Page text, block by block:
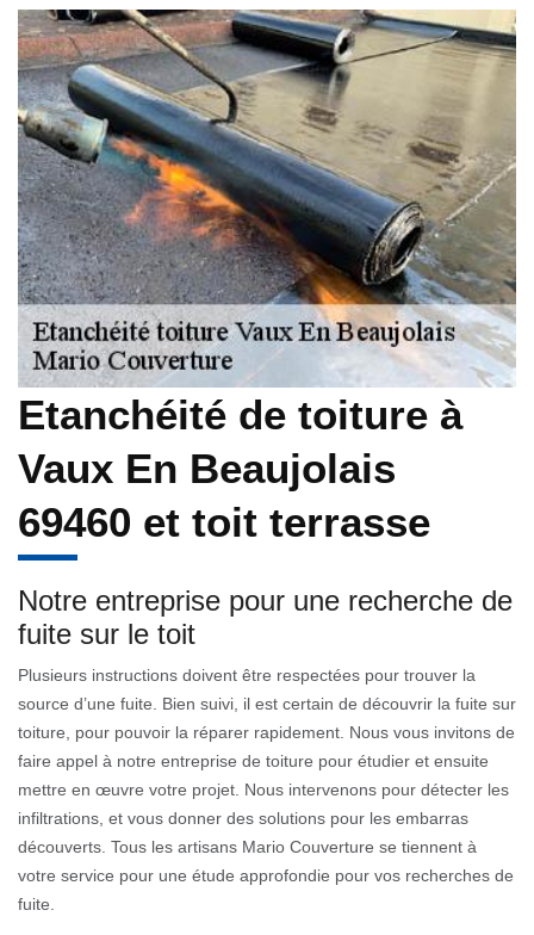
Etanchéité de toiture à
Vaux En Beaujolais
69460 et toit terrasse
Notre entreprise pour une recherche de
fuite sur le toit
Plusieurs instructions doivent être respectées pour trouver la
source d’une fuite. Bien suivi, il est certain de découvrir la fuite sur
toiture, pour pouvoir la réparer rapidement. Nous vous invitons de
faire appel à notre entreprise de toiture pour étudier et ensuite
mettre en œuvre votre projet. Nous intervenons pour détecter les
infiltrations, et vous donner des solutions pour les embarras
découverts. Tous les artisans Mario Couverture se tiennent à
votre service pour une étude approfondie pour vos recherches de
fuite.